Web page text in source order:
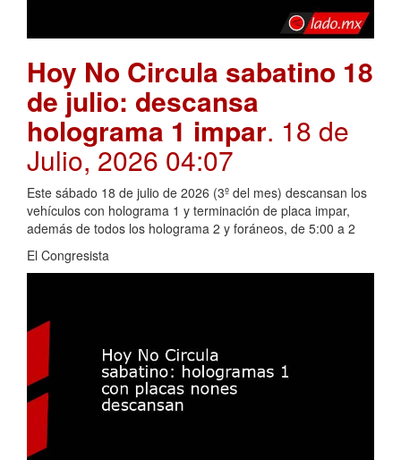
Hoy No Circula sabatino 18
de julio: descansa
holograma 1 impar. 18 de
Julio, 2026 04:07
Este sábado 18 de julio de 2026 (3º del mes) descansan los
vehículos con holograma 1 y terminación de placa impar,
además de todos los holograma 2 y foráneos, de 5:00 a 2
El Congresista